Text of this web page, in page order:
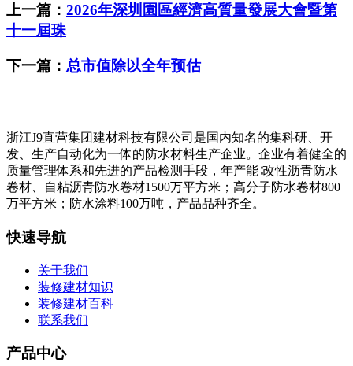
上一篇： 2026年深圳園區經濟高質量發展大會暨第
十一屆珠
下一篇： 总市值除以全年预估
浙江J9直营集团建材科技有限公司是国内知名的集科研、开
发、生产自动化为一体的防水材料生产企业。企业有着健全的
质量管理体系和先进的产品检测手段，年产能∶改性沥青防水
卷材、自粘沥青防水卷材1500万平方米；高分子防水卷材800
万平方米；防水涂料100万吨，产品品种齐全。
快速导航
关于我们
装修建材知识
装修建材百科
联系我们
产品中心